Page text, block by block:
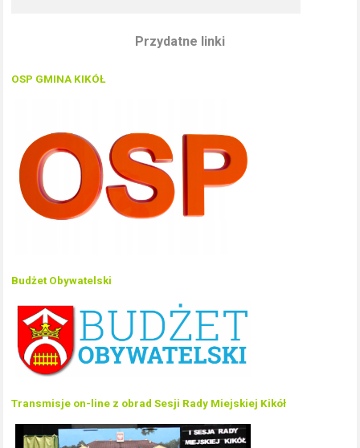
Przydatne linki
OSP GMINA KIKÓŁ
Budżet Obywatelski
Transmisje on-line z obrad Sesji Rady Miejskiej Kikół